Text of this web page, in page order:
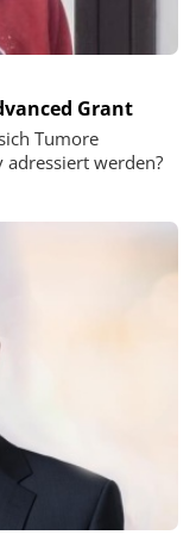
Grant
Tumore
werden?